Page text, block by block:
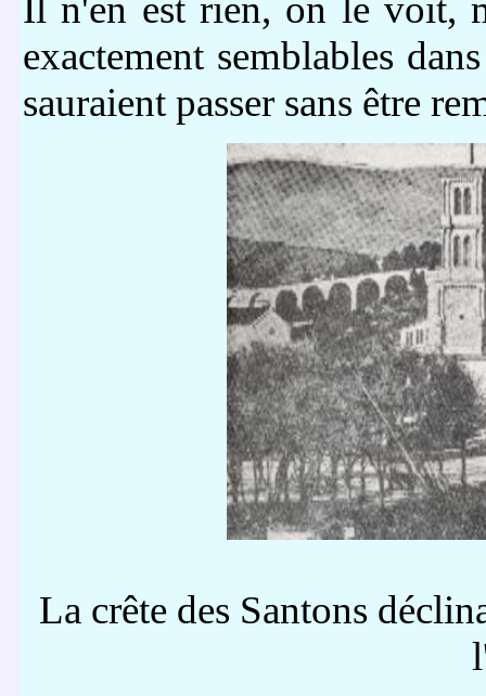
Il n'en est rien, on le voit,
exactement semblables
sauraient passer sans être
La crête des Santons